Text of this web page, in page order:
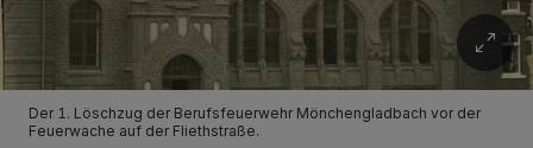
Der 1. Löschzug der Berufsfeuerwehr Mönchengladbach vor der
Feuerwache auf der Fliethstraße.